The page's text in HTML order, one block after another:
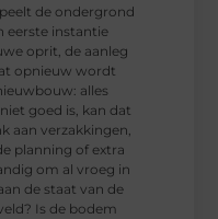
de ondergrond
eerste instantie
oprit, de aanleg
opnieuw wordt
alles
goed is, kan dat
aan verzakkingen,
planning of extra
om al vroeg in
de staat van de
Is de bodem